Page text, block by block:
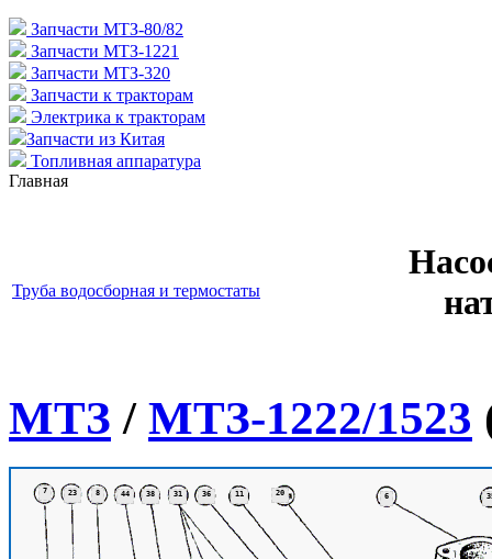
Запчасти МТЗ-80/82
Запчасти МТЗ-1221
Запчасти МТЗ-320
Запчасти к тракторам
Электрика к тракторам
Запчасти из Китая
Топливная аппаратура
Главная
Труба водосборная и термостаты
МТЗ / МТЗ-1222/1523
6
7 8 11 20
23 31 36
38
44